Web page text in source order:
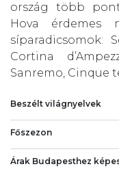
ország több
Hova érdemes
síparadicsomok:
Cortina
Sanremo, Cinque
Beszélt világnyelvek
Főszezon
Árak Budapesthez